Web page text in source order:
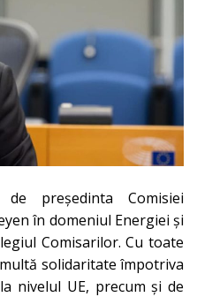
președinta Comisiei
în domeniul Energiei și
Comisarilor. Cu toate
solidaritate împotriva
nivelul UE, precum și de